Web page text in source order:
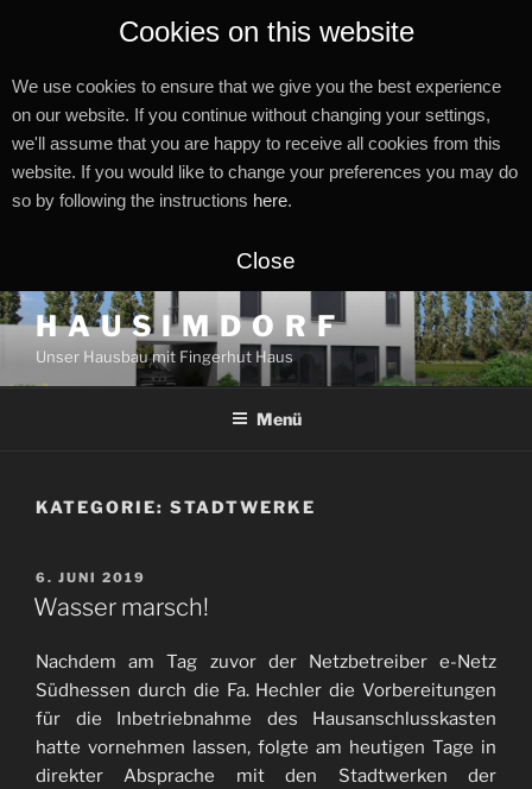
Cookies on this website
We use cookies to ensure that we give you the best experience
on our website. If you continue without changing your settings,
we'll assume that you are happy to receive all cookies from this
website. If you would like to change your preferences you may do
so by following the instructions here.
Close
Zum
Inhalt
springen
H A U S I M D O R F
Unser Hausbau mit Fingerhut Haus
Menü
KATEGORIE: STADTWERKE
VERÖFFENTLICHT
AM
6. JUNI 2019
Wasser marsch!
Nachdem am Tag zuvor der Netzbetreiber e-Netz
Südhessen durch die Fa. Hechler die Vorbereitungen
für die Inbetriebnahme des Hausanschlusskasten
hatte vornehmen lassen, folgte am heutigen Tage in
direkter Absprache mit den Stadtwerken der